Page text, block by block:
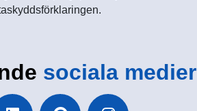
sociala medier